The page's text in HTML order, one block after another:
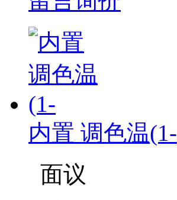
内置 调色温(1-
面议